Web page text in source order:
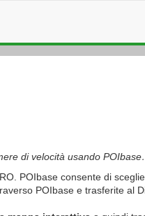
di velocità usando
POIbase consente di
POIbase e trasferite al